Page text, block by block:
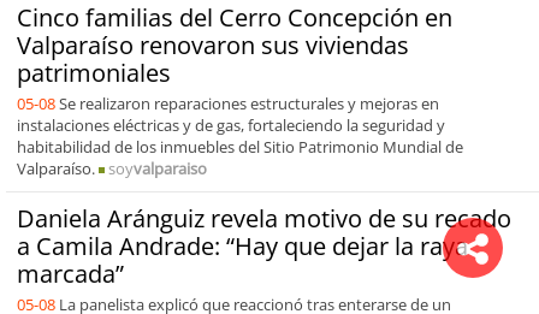
Cinco familias del Cerro Concepción en
Valparaíso renovaron sus viviendas
patrimoniales
05-08Se realizaron reparaciones estructurales y mejoras en
instalaciones eléctricas y de gas, fortaleciendo la seguridad y
habitabilidad de los inmuebles del Sitio Patrimonio Mundial de
Valparaíso.
soyvalparaiso
Daniela Aránguiz revela motivo de su recado
a Camila Andrade: “Hay que dejar la raya
marcada”
05-08 La panelista explicó que reaccionó tras enterarse de un